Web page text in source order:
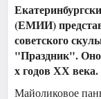
(ЕМИИ)
советского
"Праздник". Оно
х годов ХХ века.
Майоликовое